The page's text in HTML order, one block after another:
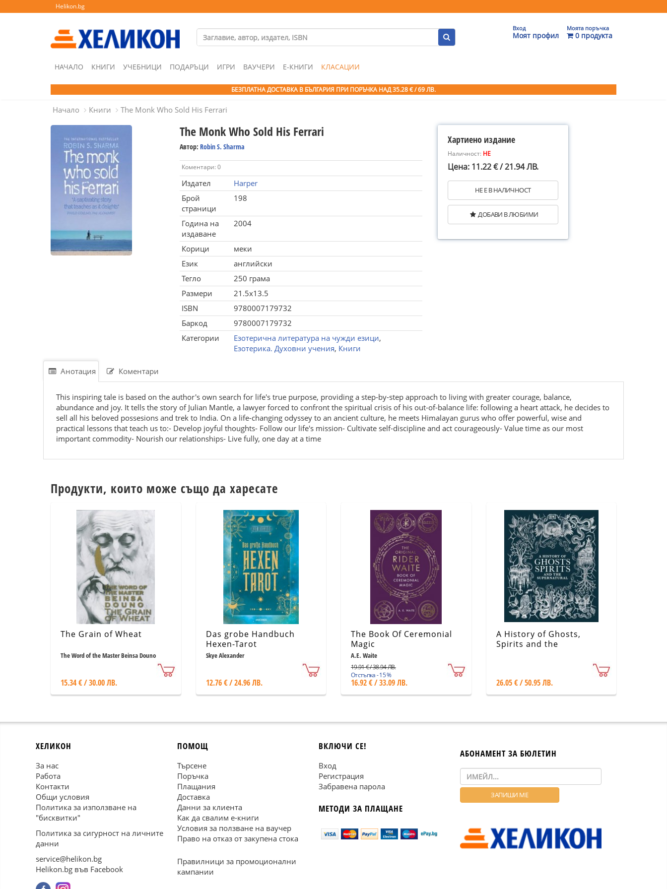
Helikon.bg
Вход
Моят профил
Моята поръчка
0 продукта
НАЧАЛО КНИГИ УЧЕБНИЦИ ПОДАРЪЦИ ИГРИ ВАУЧЕРИ Е-КНИГИ КЛАСАЦИИ
БЕЗПЛАТНА ДОСТАВКА В БЪЛГАРИЯ ПРИ ПОРЪЧКА НАД 35.28 € / 69 ЛВ.
Начало Книги The Monk Who Sold His Ferrari
The Monk Who Sold His Ferrari
Автор: Robin S. Sharma
Коментари: 0
Издател
Harper
Брой
страници
198
Година на
издаване
2004
Корици
меки
Език
английски
Тегло
250 грама
Размери
21.5x13.5
ISBN
9780007179732
Баркод
9780007179732
Категории
Езотерична литература на чужди езици,
Езотерика. Духовни учения, Книги
Хартиено издание
Наличност: НЕ
Цена: 11.22 € / 21.94 ЛВ.
НЕ Е В НАЛИЧНОСТ
ДОБАВИ В ЛЮБИМИ
Анотация Коментари
This inspiring tale is based on the author's own search for life's true purpose, providing a step-by-step approach to living with greater courage, balance,
abundance and joy. It tells the story of Julian Mantle, a lawyer forced to confront the spiritual crisis of his out-of-balance life: following a heart attack, he decides to
sell all his beloved possesions and trek to India. On a life-changing odyssey to an ancient culture, he meets Himalayan gurus who offer powerful, wise and
practical lessons that teach us to:- Develop joyful thoughts- Follow our life's mission- Cultivate self-discipline and act courageously- Value time as our most
important commodity- Nourish our relationships- Live fully, one day at a time
Продукти, които може също да харесате
The Grain of Wheat
The Word of the Master Beinsa Douno
15.34 € / 30.00 ЛВ.
Das grobe Handbuch
Hexen-Tarot
Skye Alexander
12.76 € / 24.96 ЛВ.
The Book Of Ceremonial
Magic
A.E. Waite
19.91 € / 38.94 ЛВ.
Отстъпка - 15 %
16.92 € / 33.09 ЛВ.
A History of Ghosts,
Spirits and the
26.05 € / 50.95 ЛВ.
ХЕЛИКОН
За нас
Работа
Контакти
Общи условия
Политика за използване на
"бисквитки"
Политика за сигурност на личните
данни
service@helikon.bg
Helikon.bg във Facebook
ПОМОЩ
Търсене
Поръчка
Плащания
Доставка
Данни за клиента
Как да свалим е-книги
Условия за ползване на ваучер
Право на отказ от закупена стока
Правилници за промоционални
кампании
ВКЛЮЧИ СЕ!
Вход
Регистрация
Забравена парола
МЕТОДИ ЗА ПЛАЩАНЕ
АБОНАМЕНТ ЗА БЮЛЕТИН